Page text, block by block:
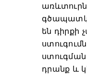
են դիրքի
դրանք և